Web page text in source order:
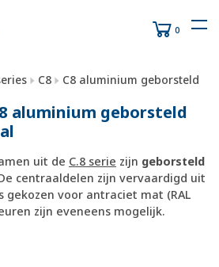
0
C8 C8 aluminium geborsteld
aluminium geborsteld
uit de C.8 serie zijn geborsteld
De centraaldelen zijn vervaardigd uit
gekozen voor antraciet mat (RAL
zijn eveneens mogelijk.